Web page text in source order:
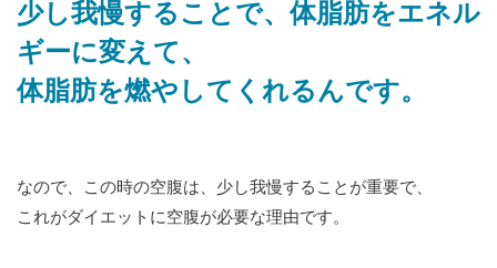
少し我慢することで、体脂肪をエネル
ギーに変えて、
体脂肪を燃やしてくれるんです。
なので、この時の空腹は、少し我慢することが重要で、
これがダイエットに空腹が必要な理由です。